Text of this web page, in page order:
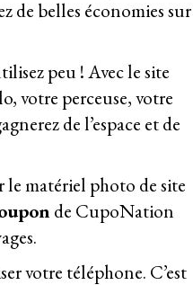
de belles économies sur
peu ! Avec le site
votre perceuse, votre
de l’espace et de
le matériel photo de site
de CupoNation
votre téléphone. C’est